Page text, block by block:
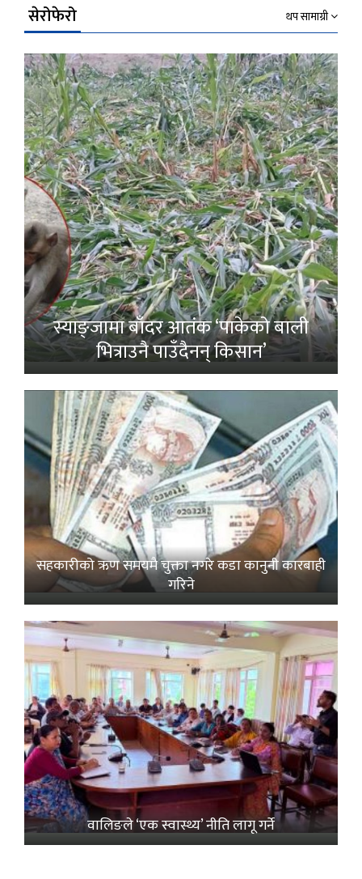
सेरोफेरो थप सामाग्री
स्याङ्जामा बाँदर आतंक ‘पाकेको बाली
भित्राउनै पाउँदैनन् किसान’
सहकारीको ऋण समयमै चुक्ता नगरे कडा कानुनी कारबाही
गरिने
वालिङले ‘एक स्वास्थ्य’ नीति लागू गर्ने